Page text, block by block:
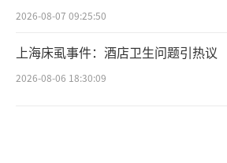
2026-08-07 09:25:50
上海床虱事件：酒店卫生问题引热议
2026-08-06 18:30:09